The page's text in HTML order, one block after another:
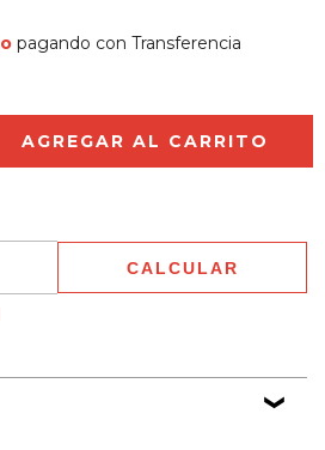
pagando con Transferencia
CALCULAR